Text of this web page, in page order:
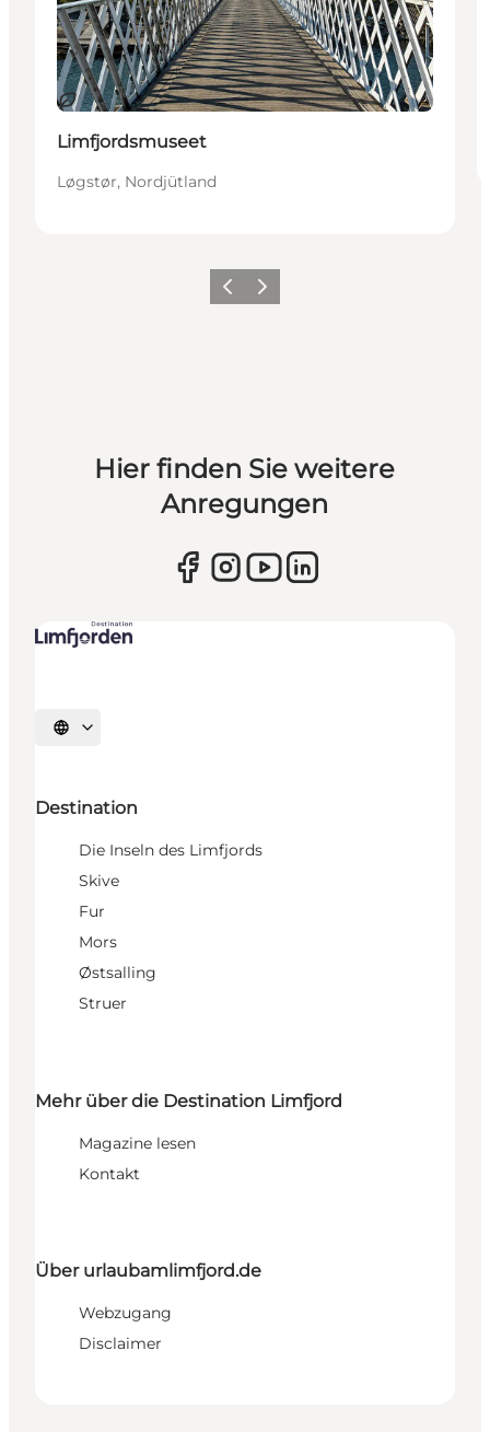
Nachhaltig
Limfjordsmuseet
Løgstør, Nordjütland
Vorherige Folie
Nächste Folie
Hier finden Sie weitere
Anregungen
Sprache auswählen
Destination
Die Inseln des Limfjords
Skive
Fur
Mors
Østsalling
Struer
Mehr über die Destination Limfjord
Magazine lesen
Kontakt
Über urlaubamlimfjord.de
Webzugang
Disclaimer